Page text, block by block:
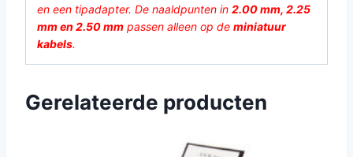
en een tipadapter. De naaldpunten in 2.00 mm, 2.25
mm en 2.50 mm passen alleen op de miniatuur
kabels.
Gerelateerde producten